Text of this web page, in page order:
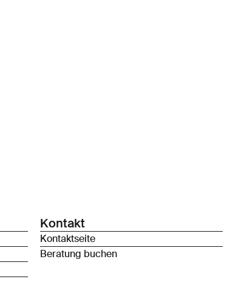
Kontakt
Kontaktseite
Beratung buchen